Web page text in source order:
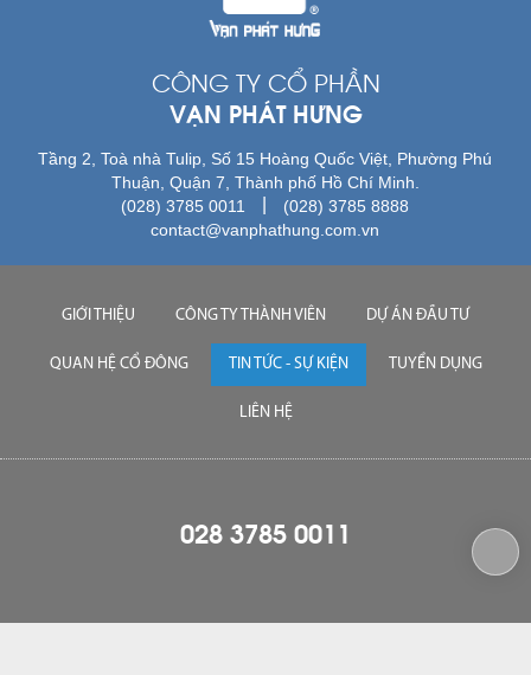
CÔNG TY CỔ PHẦN
VẠN PHÁT HƯNG
Tầng 2, Toà nhà Tulip, Số 15 Hoàng Quốc Việt, Phường Phú
Thuận, Quận 7, Thành phố Hồ Chí Minh.
(028) 3785 0011
(028) 3785 8888
contact@vanphathung.com.vn
GIỚI THIỆU CÔNG TY THÀNH VIÊN DỰ ÁN ĐẦU TƯ
QUAN HỆ CỔ ĐÔNG TIN TỨC - SỰ KIỆN TUYỂN DỤNG
LIÊN HỆ
028 3785 0011